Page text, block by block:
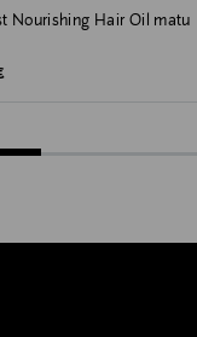
Nourishing Hair Oil matu